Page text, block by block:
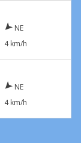
NE
4 km/h
NE
4 km/h